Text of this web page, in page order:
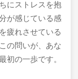
にストレスを抱
が感じている感
疲れさせている
の問いが、あな
初の一歩です。